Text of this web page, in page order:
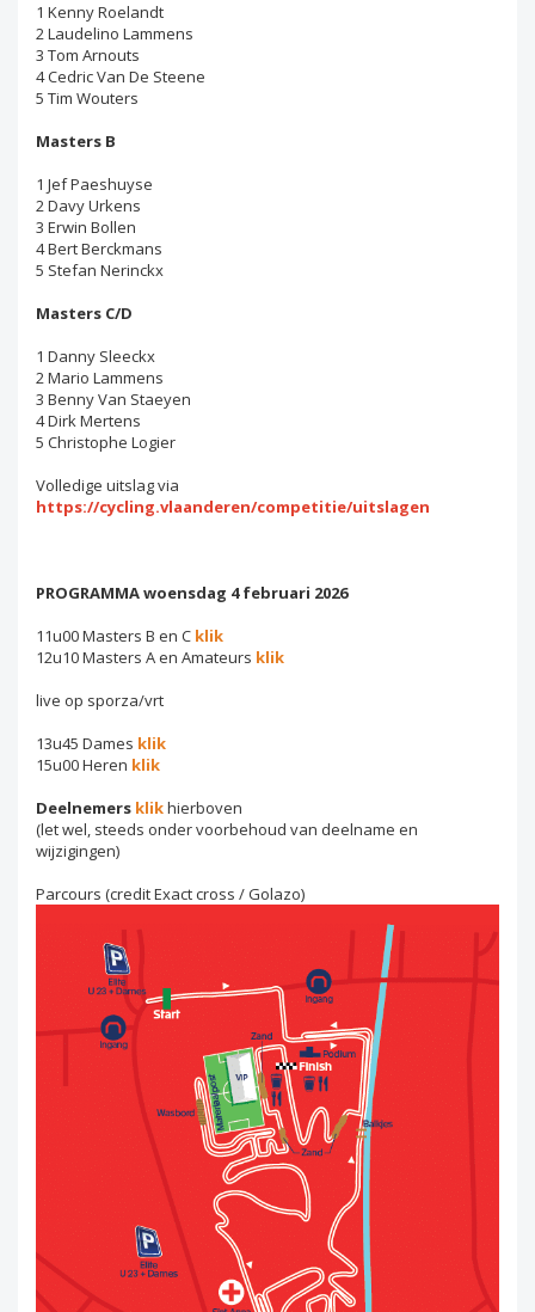
1 Kenny Roelandt
2 Laudelino Lammens
3 Tom Arnouts
4 Cedric Van De Steene
5 Tim Wouters
Masters B
1 Jef Paeshuyse
2 Davy Urkens
3 Erwin Bollen
4 Bert Berckmans
5 Stefan Nerinckx
Masters C/D
1 Danny Sleeckx
2 Mario Lammens
3 Benny Van Staeyen
4 Dirk Mertens
5 Christophe Logier
Volledige uitslag via
https://cycling.vlaanderen/competitie/uitslagen
PROGRAMMA woensdag 4 februari 2026
11u00 Masters B en C klik
12u10 Masters A en Amateurs klik
live op sporza/vrt
13u45 Dames klik
15u00 Heren klik
Deelnemers klikhierboven
(let wel, steeds onder voorbehoud van deelname en
wijzigingen)
Parcours (credit Exact cross / Golazo)